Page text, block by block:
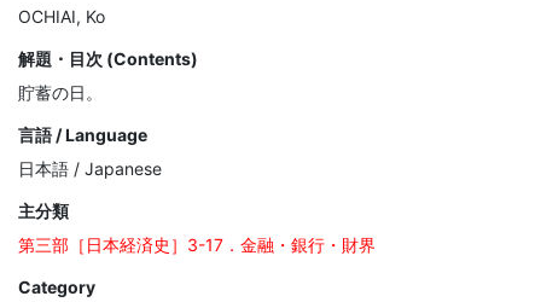
OCHIAI, Ko
解題・目次 (Contents)
貯蓄の日。
言語 / Language
日本語 / Japanese
主分類
第三部［日本経済史］3-17．金融・銀行・財界
Category